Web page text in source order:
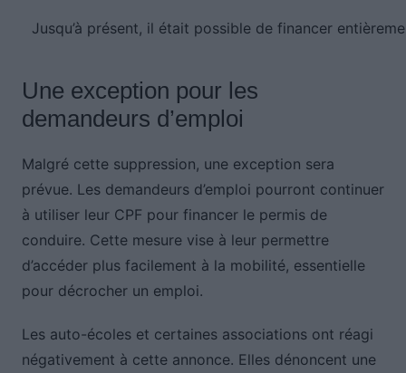
Jusqu’à présent, il était possible de financer
Une exception pour les
demandeurs d’emploi
Malgré cette suppression, une exception sera
prévue. Les demandeurs d’emploi pourront continuer
à utiliser leur CPF pour financer le permis de
conduire. Cette mesure vise à leur permettre
d’accéder plus facilement à la mobilité, essentielle
pour décrocher un emploi.
Les auto-écoles et certaines associations ont réagi
négativement à cette annonce. Elles dénoncent une